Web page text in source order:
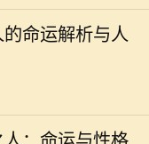
命运解析与人
的关系。1982年属
所示，忠诚、聪慧
的性格特征使得他
，生肖不仅仅是一
，更是与命运、性